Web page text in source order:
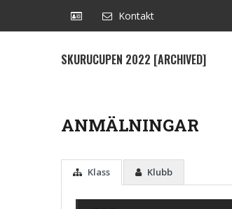
Kontakt
SKURUCUPEN 2022 [ARCHIVED]
ANMÄLNINGAR
Klass Klubb